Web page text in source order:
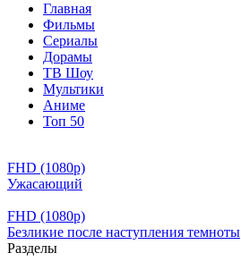
Главная
Фильмы
Сериалы
Дорамы
ТВ Шоу
Мультики
Аниме
Топ 50
FHD (1080p)
Ужасающий
FHD (1080p)
Безликие после наступления темноты
Разделы